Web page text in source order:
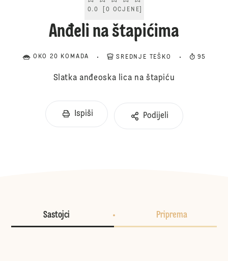
0.0 0 OCJENE
Anđeli na štapićima
OKO 20 KOMADA SREDNJE TEŠKO 95
Slatka anđeoska lica na štapiću
Ispiši Podijeli
Sastojci Priprema